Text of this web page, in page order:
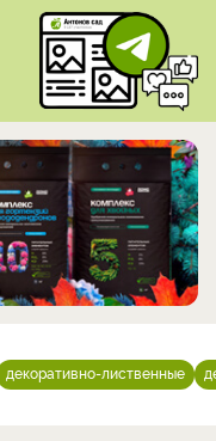
декоративно-лиственные